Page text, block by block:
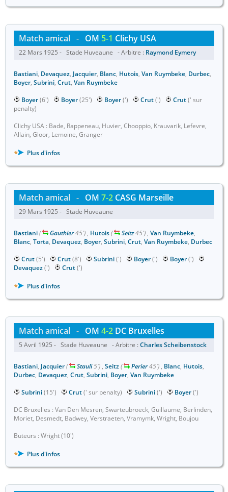
Match amical - OM 5-1 Clichy USA
22 Mars 1925 - Stade Huveaune - Arbitre : Raymond Eymery
Bastiani, Devaquez, Jacquier, Blanc, Hutois, Van Ruymbeke, Durbec,
Boyer, Subrini, Crut, Van Ruymbeke
Boyer(6') Boyer(25') Boyer(') Crut(') Crut(' sur
penalty)
Clichy USA : Bade, Rappeneau, Huvier, Chooppio, Krauvarik, Lefevre,
Allain, Gloor, Lemoine, Granger
Plus d'infos
Match amical - OM 7-2 CASG Marseille
29 Mars 1925 - Stade Huveaune
Bastiani( Gauthier45') , Hutois( Seitz45') , Van Ruymbeke,
Blanc, Torta, Devaquez, Boyer, Subrini, Crut, Van Ruymbeke, Durbec
Crut(5') Crut(8') Subrini(') Boyer(') Boyer(')
Devaquez(') Crut(')
Plus d'infos
Match amical - OM 4-2 DC Bruxelles
5 Avril 1925 - Stade Huveaune - Arbitre :Charles Scheibenstock
Bastiani, Jacquier( Stauli5') , Seitz( Perier45') , Blanc, Hutois,
Durbec, Devaquez, Crut, Subrini, Boyer, Van Ruymbeke
Subrini(15') Crut(' sur penalty) Subrini(') Boyer(')
DC Bruxelles : Van Den Mesren, Swarteubroeck, Guillaume, Berlinden,
Moriet, Desmedt, Badwey, Verstraeten, Vramymk, Wright, Boujou
Buteurs : Wright (10')
Plus d'infos